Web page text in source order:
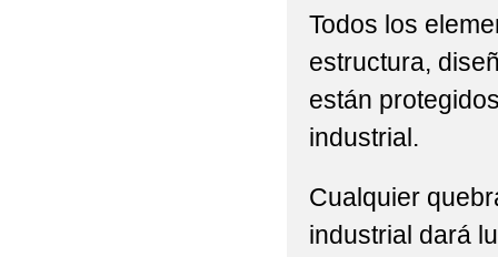
Todos los
estructura,
están
industrial.
Cualquier
industrial dará